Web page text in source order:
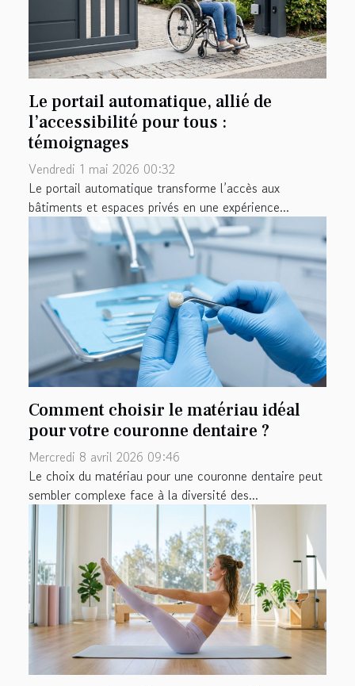
Le portail automatique, allié de
l’accessibilité pour tous :
témoignages
Vendredi 1 mai 2026 00:32
Le portail automatique transforme l’accès aux
bâtiments et espaces privés en une expérience...
Comment choisir le matériau idéal
pour votre couronne dentaire ?
Mercredi 8 avril 2026 09:46
Le choix du matériau pour une couronne dentaire peut
sembler complexe face à la diversité des...